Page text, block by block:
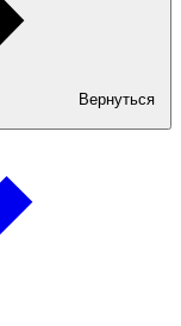
Вернуться